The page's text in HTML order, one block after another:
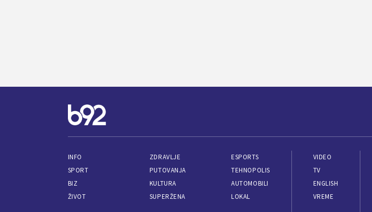
INFO
SPORT
BIZ
ŽIVOT
ZDRAVLJE
PUTOVANJA
KULTURA
SUPERŽENA
ESPORTS
TEHNOPOLIS
AUTOMOBILI
LOKAL
VIDEO
TV
ENGLISH
VREME